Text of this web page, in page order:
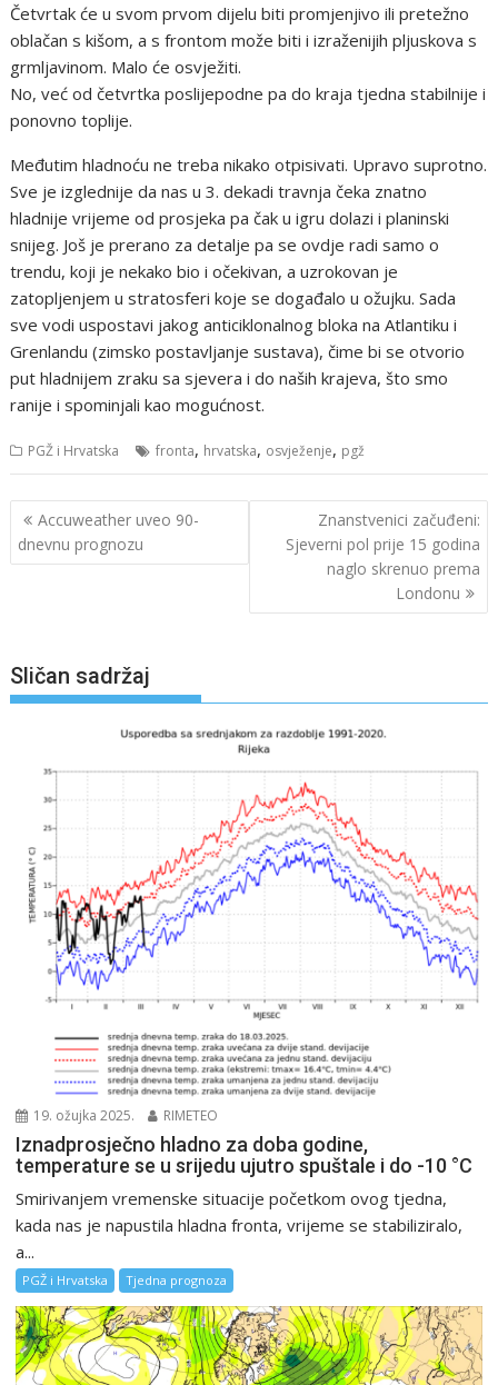
Četvrtak će u svom prvom dijelu biti promjenjivo ili pretežno
oblačan s kišom, a s frontom može biti i izraženijih pljuskova s
grmljavinom. Malo će osvježiti.
No, već od četvrtka poslijepodne pa do kraja tjedna stabilnije i
ponovno toplije.
Međutim hladnoću ne treba nikako otpisivati. Upravo suprotno.
Sve je izglednije da nas u 3. dekadi travnja čeka znatno
hladnije vrijeme od prosjeka pa čak u igru dolazi i planinski
snijeg. Još je prerano za detalje pa se ovdje radi samo o
trendu, koji je nekako bio i očekivan, a uzrokovan je
zatopljenjem u stratosferi koje se događalo u ožujku. Sada
sve vodi uspostavi jakog anticiklonalnog bloka na Atlantiku i
Grenlandu (zimsko postavljanje sustava), čime bi se otvorio
put hladnijem zraku sa sjevera i do naših krajeva, što smo
ranije i spominjali kao mogućnost.
PGŽ i Hrvatska fronta, hrvatska, osvježenje, pgž
Navigacija
objava
Accuweather uveo 90-
dnevnu prognozu
Znanstvenici začuđeni:
Sjeverni pol prije 15 godina
naglo skrenuo prema
Londonu
Sličan sadržaj
19. ožujka 2025. RIMETEO
Iznadprosječno hladno za doba godine,
temperature se u srijedu ujutro spuštale i do -10 °C
Smirivanjem vremenske situacije početkom ovog tjedna,
kada nas je napustila hladna fronta, vrijeme se stabiliziralo,
a...
PGŽ i Hrvatska Tjedna prognoza